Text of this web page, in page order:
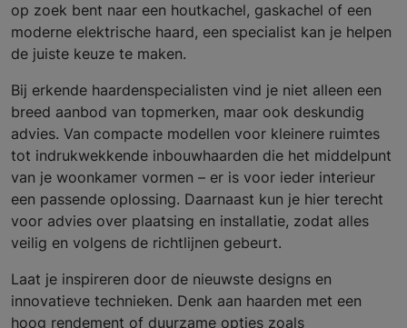
op zoek bent naar een houtkachel, gaskachel of een
moderne elektrische haard, een specialist kan je helpen
de juiste keuze te maken.
Bij erkende haardenspecialisten vind je niet alleen een
breed aanbod van topmerken, maar ook deskundig
advies. Van compacte modellen voor kleinere ruimtes
tot indrukwekkende inbouwhaarden die het middelpunt
van je woonkamer vormen – er is voor ieder interieur
een passende oplossing. Daarnaast kun je hier terecht
voor advies over plaatsing en installatie, zodat alles
veilig en volgens de richtlijnen gebeurt.
Laat je inspireren door de nieuwste designs en
innovatieve technieken. Denk aan haarden met een
hoog rendement of duurzame opties zoals